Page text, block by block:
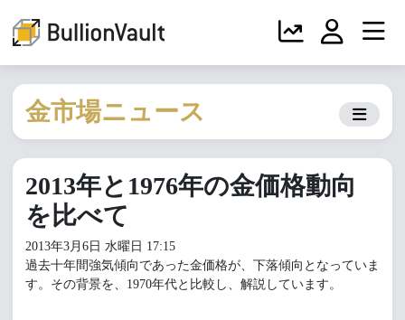
金市場ニュース
2013年と1976年の金価格動向
を比べて
2013年3月6日 水曜日 17:15
過去十年間強気傾向であった金価格が、下落傾向となっていま
す。その背景を、1970年代と比較し、解説しています。